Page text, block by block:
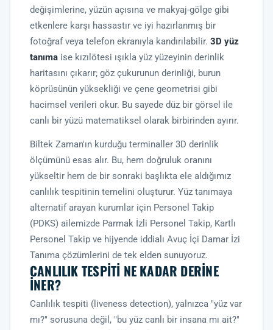
değişimlerine, yüzün açısına ve makyaj-gölge gibi
etkenlere karşı hassastır ve iyi hazırlanmış bir
fotoğraf veya telefon ekranıyla kandırılabilir. 3D yüz
tanıma ise kızılötesi ışıkla yüz yüzeyinin derinlik
haritasını çıkarır; göz çukurunun derinliği, burun
köprüsünün yüksekliği ve çene geometrisi gibi
hacimsel verileri okur. Bu sayede düz bir görsel ile
canlı bir yüzü matematiksel olarak birbirinden ayırır.
Biltek Zaman'ın kurduğu terminaller 3D derinlik
ölçümünü esas alır. Bu, hem doğruluk oranını
yükseltir hem de bir sonraki başlıkta ele aldığımız
canlılık tespitinin temelini oluşturur. Yüz tanımaya
alternatif arayan kurumlar için Personel Takip
(PDKS) ailemizde Parmak İzli Personel Takip, Kartlı
Personel Takip ve hijyende iddialı Avuç İçi Damar İzi
Tanıma çözümlerini de tek elden sunuyoruz.
CANLILIK TESPITI NE KADAR DERINE
İNER?
Canlılık tespiti (liveness detection), yalnızca "yüz var
mı?" sorusuna değil, "bu yüz canlı bir insana mı ait?"